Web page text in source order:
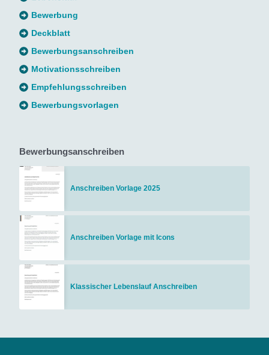
Bewerbung
Deckblatt
Bewerbungsanschreiben
Motivationsschreiben
Empfehlungsschreiben
Bewerbungsvorlagen
Bewerbungsanschreiben
Anschreiben Vorlage 2025
Anschreiben Vorlage mit Icons
Klassischer Lebenslauf Anschreiben